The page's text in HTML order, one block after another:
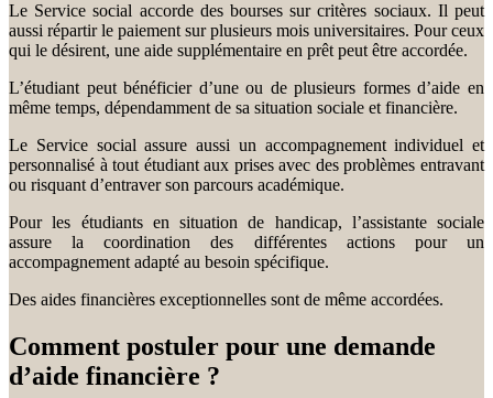
Le Service social accorde des bourses sur critères sociaux. Il peut
aussi répartir le paiement sur plusieurs mois universitaires. Pour ceux
qui le désirent, une aide supplémentaire en prêt peut être accordée.
L’étudiant peut bénéficier d’une ou de plusieurs formes d’aide en
même temps, dépendamment de sa situation sociale et financière.
Le Service social assure aussi un accompagnement individuel et
personnalisé à tout étudiant aux prises avec des problèmes entravant
ou risquant d’entraver son parcours académique.
Pour les étudiants en situation de handicap, l’assistante sociale
assure la coordination des différentes actions pour un
accompagnement adapté au besoin spécifique.
Des aides financières exceptionnelles sont de même accordées.
Comment postuler pour une demande
d’aide financière ?